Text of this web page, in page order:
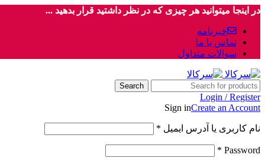
در اینجا میتوانید هر چیزی که در نظر داشتید قرار بدهید ...
خبرنامه
تماس با ما
سوالات متداول
Search
Login / Register
Sign inCreate an Account
نام کاربری یا آدرس ایمیل *
Password
*